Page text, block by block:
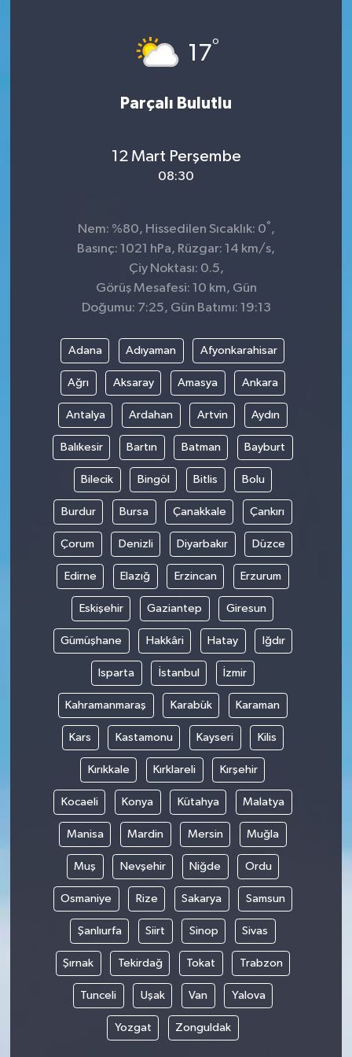
17°
Parçalı Bulutlu
12 Mart Perşembe
08:30
Nem: %80, Hissedilen Sıcaklık: 0° ,
Basınç: 1021 hPa, Rüzgar: 14 km/s,
Çiy Noktası: 0.5,
Görüş Mesafesi: 10 km, Gün
Doğumu: 7:25, Gün Batımı: 19:13
Adana Adıyaman Afyonkarahisar
Ağrı Aksaray Amasya Ankara
Antalya Ardahan Artvin Aydın
Balıkesir Bartın Batman Bayburt
Bilecik Bingöl Bitlis Bolu
Burdur Bursa Çanakkale Çankırı
Çorum Denizli Diyarbakır Düzce
Edirne Elazığ Erzincan Erzurum
Eskişehir Gaziantep Giresun
Gümüşhane Hakkâri Hatay Iğdır
Isparta İstanbul İzmir
Kahramanmaraş Karabük Karaman
Kars Kastamonu Kayseri Kilis
Kırıkkale Kırklareli Kırşehir
Kocaeli Konya Kütahya Malatya
Manisa Mardin Mersin Muğla
Muş Nevşehir Niğde Ordu
Osmaniye Rize Sakarya Samsun
Şanlıurfa Siirt Sinop Sivas
Şırnak Tekirdağ Tokat Trabzon
Tunceli Uşak Van Yalova
Yozgat Zonguldak
SİVİL TOPLUM
SOSYAL YAŞAM
ULUSAL HABERLER